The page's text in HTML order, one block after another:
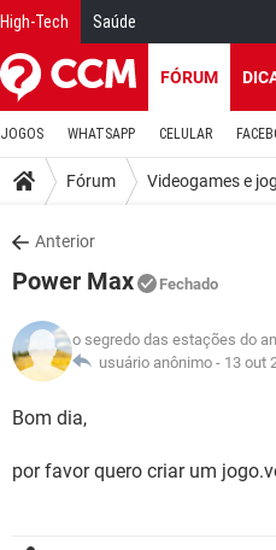
High-Tech Saúde
FÓRUM
JOGOS WHATSAPP CELULAR
Fórum Videogames e
Anterior
Power Max Fechado
o segredo das estações do
usuário anônimo - 13 out
Bom dia,
por favor quero criar um